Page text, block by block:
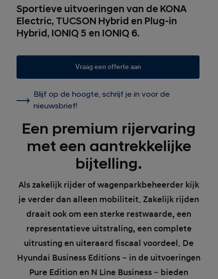
Sportieve uitvoeringen van de KONA
Electric, TUCSON Hybrid en Plug-in
Hybrid, IONIQ 5 en IONIQ 6.
Vraag een offerte aan
Blijf op de hoogte, schrijf je in voor de
nieuwsbrief!
Een premium rijervaring
met een aantrekkelijke
bijtelling.
Als zakelijk rijder of wagenparkbeheerder kijk
je verder dan alleen mobiliteit. Zakelijk rijden
draait ook om een sterke restwaarde, een
representatieve uitstraling, een complete
uitrusting en uiteraard fiscaal voordeel. De
Hyundai Business Editions – in de uitvoeringen
Pure Edition en N Line Business – bieden